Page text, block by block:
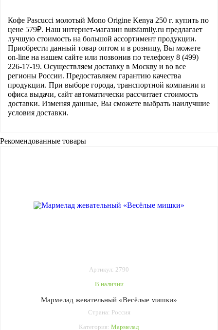
Кофе Pascucci молотый Mono Origine Kenya 250 г. купить по
цене 579₽. Наш интернет-магазин nutsfamily.ru предлагает
лучшую стоимость на большой ассортимент продукции.
Приобрести данный товар оптом и в розницу, Вы можете
on-line на нашем сайте или позвонив по телефону 8 (499)
226-17-19. Осуществляем доставку в Москву и во все
регионы России. Предоставляем гарантию качества
продукции. При выборе города, транспортной компании и
офиса выдачи, сайт автоматически рассчитает стоимость
доставки. Изменяя данные, Вы сможете выбрать наилучшие
условия доставки.
Рекомендованные товары
Артикул: 2790
В наличии
Мармелад жевательный «Весёлые мишки»
Страна: Россия
Категория: Мармелад